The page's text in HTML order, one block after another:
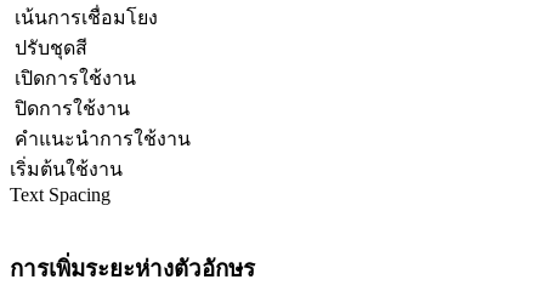
เน้นการเชื่อมโยง
ปรับชุดสี
เปิดการใช้งาน
ปิดการใช้งาน
คำแนะนำการใช้งาน
เริ่มต้นใช้งาน
Text Spacing
การเพิ่มระยะห่างตัวอักษร